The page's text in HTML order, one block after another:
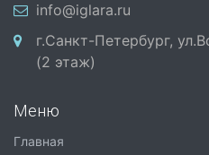
info@iglara.ru
г.Санкт-Петербург,
(2 этаж)
Меню
Главная